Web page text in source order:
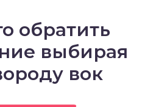
обратить
выбирая
вок